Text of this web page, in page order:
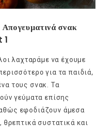
σνακ
1
λαχταράμε να έχουμε
για τα παιδιά,
τους σνακ. Τα
γεύματα επίσης
εφοδιάζουν άμεσα
θρεπτικά συστατικά και